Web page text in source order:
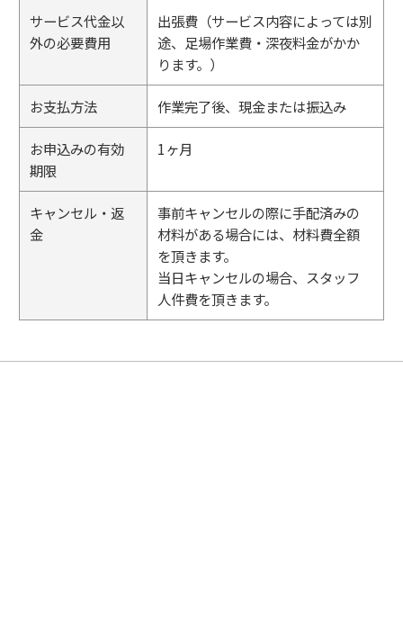
サービス代金以
外の必要費用
出張費（サービス内容によっては別
途、足場作業費・深夜料金がかか
ります。）
お支払方法 作業完了後、現金または振込み
お申込みの有効
期限
1ヶ月
キャンセル・返
金
事前キャンセルの際に手配済みの
材料がある場合には、材料費全額
を頂きます。
当日キャンセルの場合、スタッフ
人件費を頂きます。